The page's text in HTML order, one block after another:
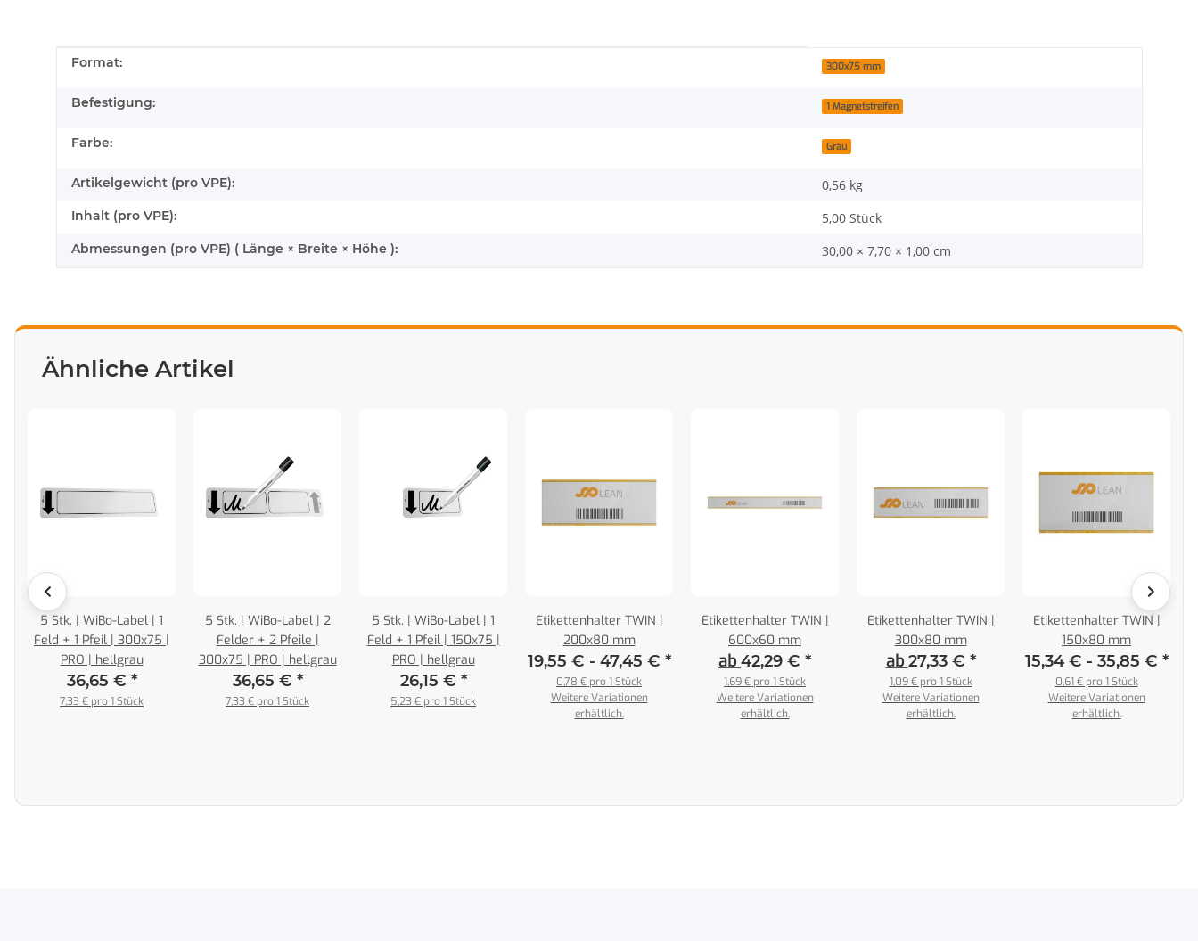
Produkteigenschaft
Wert
Format: 300x75 mm
Befestigung: 1 Magnetstreifen
Farbe: Grau
Artikelgewicht (pro VPE): 0,56 kg
Inhalt (pro VPE): 5,00 Stück
Abmessungen (pro VPE) ( Länge × Breite × Höhe ): 30,00 × 7,70 × 1,00 cm
Ähnliche Artikel
5 Stk. | WiBo-Label | 1
Feld + 1 Pfeil | 300x75 |
PRO | hellgrau
36,65 € *
7,33 € pro 1 Stück
5 Stk. | WiBo-Label | 2
Felder + 2 Pfeile |
300x75 | PRO | hellgrau
36,65 € *
7,33 € pro 1 Stück
5 Stk. | WiBo-Label | 1
Feld + 1 Pfeil | 150x75 |
PRO | hellgrau
26,15 € *
5,23 € pro 1 Stück
Etikettenhalter TWIN |
200x80 mm
19,55 € - 47,45 € *
0,78 € pro 1 Stück
Weitere Variationen
erhältlich.
Etikettenhalter TWIN |
600x60 mm
ab 42,29 € *
1,69 € pro 1 Stück
Weitere Variationen
erhältlich.
Etikettenhalter TWIN |
300x80 mm
ab 27,33 € *
1,09 € pro 1 Stück
Weitere Variationen
erhältlich.
Etikettenhalter TWIN |
150x80 mm
15,34 € - 35,85 € *
0,61 € pro 1 Stück
Weitere Variationen
erhältlich.